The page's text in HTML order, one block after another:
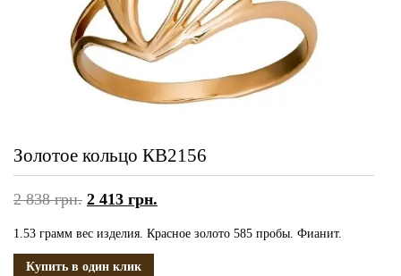
Золотое кольцо КВ2156
2 838грн. 2 413 грн.
1.53 грамм вес изделия. Красное золото 585 пробы. Фианит.
Купить в один клик